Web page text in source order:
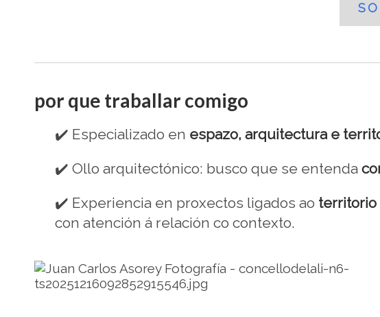
por que traballar comigo
✔️ Especializado en espazo, arquitectura e
✔️ Ollo arquitectónico: busco que se entenda
✔️ Experiencia en proxectos ligados ao territorio
con atención á relación co contexto.